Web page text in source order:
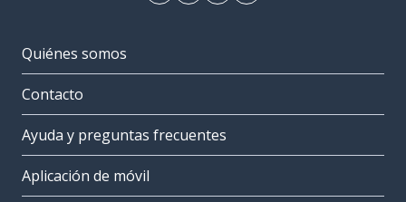
Quiénes somos
Contacto
Ayuda y preguntas frecuentes
Aplicación de móvil